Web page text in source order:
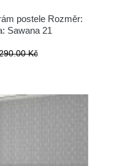
postele Rozměr:
Sawana 21
Kč